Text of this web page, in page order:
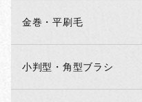
金巻・平刷毛
小判型・角型ブラシ